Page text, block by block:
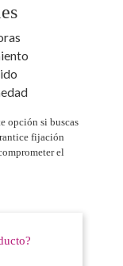
opción si buscas
fijación
el